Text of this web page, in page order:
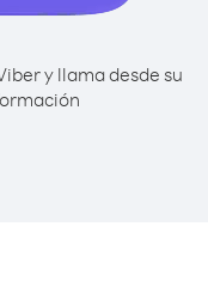
y llama desde su